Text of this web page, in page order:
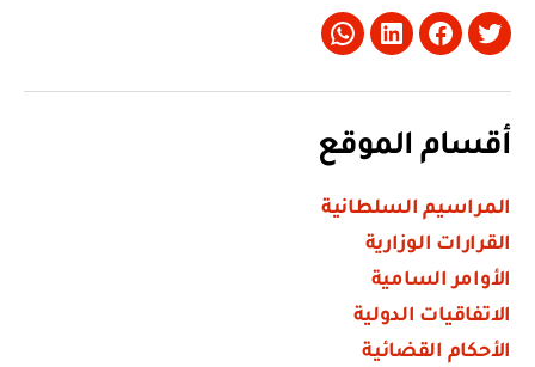
Twitter
Facebook
LinkedIn
Whatsapp
أقسام الموقع
المراسيم السلطانية
القرارات الوزارية
الأوامر السامية
الاتفاقيات الدولية
الأحكام القضائية